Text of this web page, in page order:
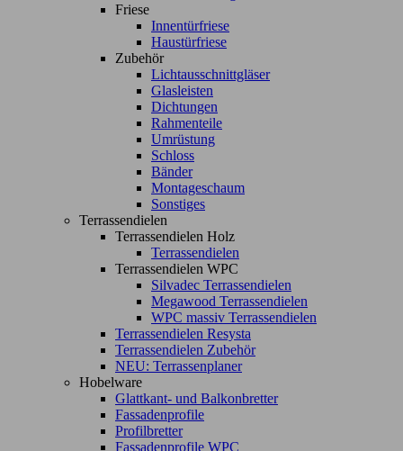
Friese
Innentürfriese
Haustürfriese
Zubehör
Lichtausschnittgläser
Glasleisten
Dichtungen
Rahmenteile
Umrüstung
Schloss
Bänder
Montageschaum
Sonstiges
Terrassendielen
Terrassendielen Holz
Terrassendielen
Terrassendielen WPC
Silvadec Terrassendielen
Megawood Terrassendielen
WPC massiv Terrassendielen
Terrassendielen Resysta
Terrassendielen Zubehör
NEU: Terrassenplaner
Hobelware
Glattkant- und Balkonbretter
Fassadenprofile
Profilbretter
Fassadenprofile WPC